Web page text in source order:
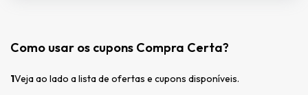
Como usar os cupons Compra Certa?
1Veja ao lado a lista de ofertas e cupons disponíveis.